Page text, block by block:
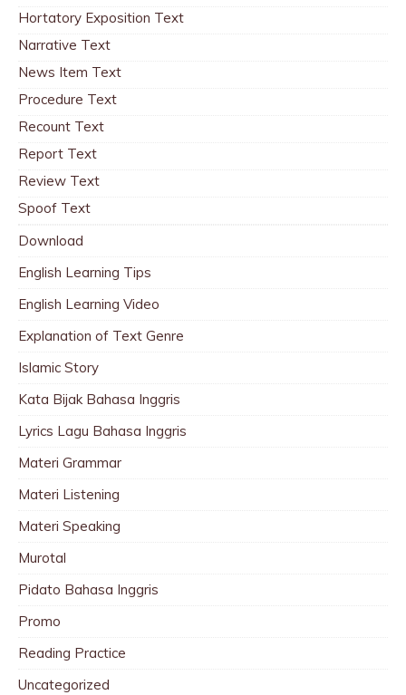
Hortatory Exposition Text
Narrative Text
News Item Text
Procedure Text
Recount Text
Report Text
Review Text
Spoof Text
Download
English Learning Tips
English Learning Video
Explanation of Text Genre
Islamic Story
Kata Bijak Bahasa Inggris
Lyrics Lagu Bahasa Inggris
Materi Grammar
Materi Listening
Materi Speaking
Murotal
Pidato Bahasa Inggris
Promo
Reading Practice
Uncategorized